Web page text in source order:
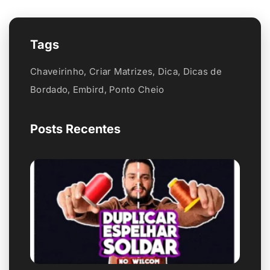
Tags
Chaveirinho, Criar Matrizes, Dica, Dicas de
Bordado, Embird, Ponto Cheio
Posts Recentes